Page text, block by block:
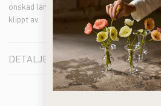
önskad längd. Tänk på att du inte kan
klippt av.
DETALJER